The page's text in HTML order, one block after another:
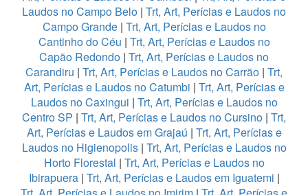
Laudos no Campo Belo | Trt, Art, Perícias e Laudos no
Campo Grande| Trt, Art, Perícias e Laudos no
Cantinho do Céu | Trt, Art, Perícias e Laudos no
Capão Redondo | Trt, Art, Perícias e Laudos no
Carandiru | Trt, Art, Perícias e Laudos no Carrão | Trt,
Art, Perícias e Laudos no Catumbi | Trt, Art, Perícias e
Laudos no Caxingui | Trt, Art, Perícias e Laudos no
Centro SP | Trt, Art, Perícias e Laudos no Cursino | Trt,
Art, Perícias e Laudos em Grajaú | Trt, Art, Perícias e
Laudos no Higienopolis| Trt, Art, Perícias e Laudos no
Horto Florestal | Trt, Art, Perícias e Laudos no
Ibirapuera| Trt, Art, Perícias e Laudos em Iguatemi |